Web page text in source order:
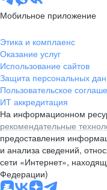
Мобильное приложение
Этика и комплаенс
Оказание услуг
Использование сайтов
Защита персональных
Пользовательское
ИТ аккредитация
На информационном
рекомендательные
предоставления
и анализа сведений,
сети «Интернет»,
Федерации)